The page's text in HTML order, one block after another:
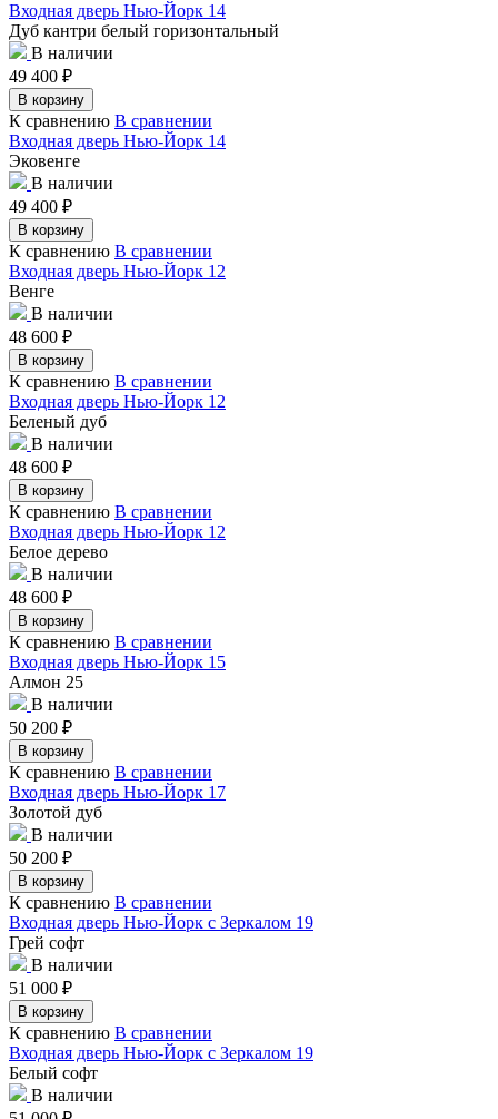
Входная дверь Нью-Йорк 14
Дуб кантри белый горизонтальный
В наличии
49 400 ₽
В корзину
К сравнению В сравнении
Входная дверь Нью-Йорк 14
Эковенге
В наличии
49 400 ₽
В корзину
К сравнению В сравнении
Входная дверь Нью-Йорк 12
Венге
В наличии
48 600 ₽
В корзину
К сравнению В сравнении
Входная дверь Нью-Йорк 12
Беленый дуб
В наличии
48 600 ₽
В корзину
К сравнению В сравнении
Входная дверь Нью-Йорк 12
Белое дерево
В наличии
48 600 ₽
В корзину
К сравнению В сравнении
Входная дверь Нью-Йорк 15
Алмон 25
В наличии
50 200 ₽
В корзину
К сравнению В сравнении
Входная дверь Нью-Йорк 17
Золотой дуб
В наличии
50 200 ₽
В корзину
К сравнению В сравнении
Входная дверь Нью-Йорк с Зеркалом 19
Грей софт
В наличии
51 000 ₽
В корзину
К сравнению В сравнении
Входная дверь Нью-Йорк с Зеркалом 19
Белый софт
В наличии